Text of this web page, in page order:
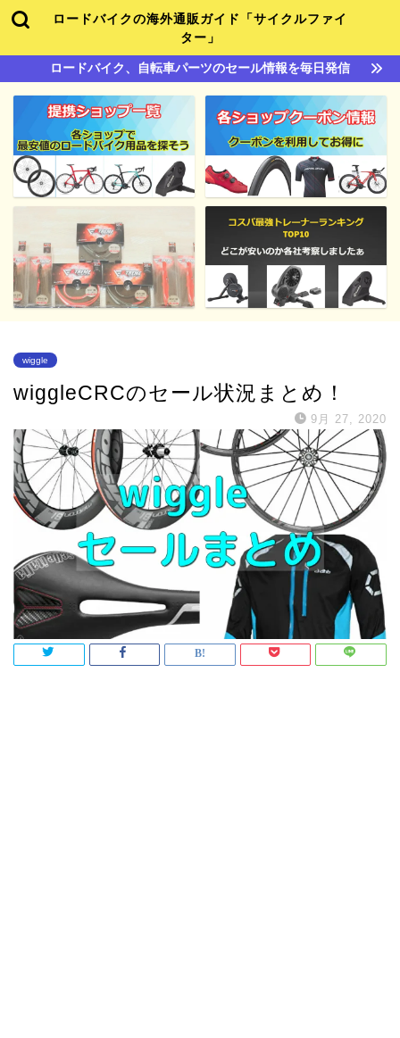
ロードバイクの海外通販ガイド「サイクルファイ
ター」
ロードバイク、自転車パーツのセール情報を毎日発信
wiggle
wiggleCRCのセール状況まとめ！
9月 27, 2020